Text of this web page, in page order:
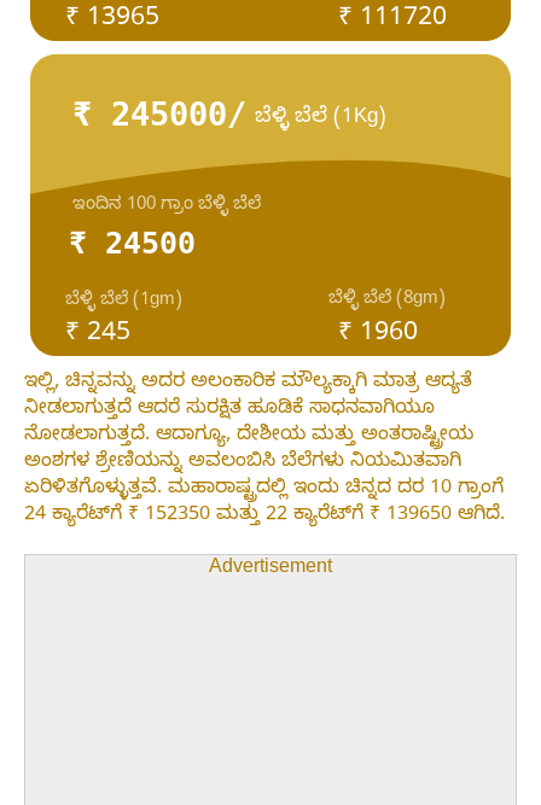
₹ 13965 ₹ 111720
₹ 245000/ ಬೆಳ್ಳಿ ಬೆಲೆ (1Kg)
₹ 24500
₹ 245
ಬೆಳ್ಳಿ ಬೆಲೆ (1gm) ಬೆಳ್ಳಿ ಬೆಲೆ (8gm)
ಇಂದಿನ 100 ಗ್ರಾಂ ಬೆಳ್ಳಿ ಬೆಲೆ
₹ 1960
ಇಲ್ಲಿ, ಚಿನ್ನವನ್ನು ಅದರ ಅಲಂಕಾರಿಕ ಮೌಲ್ಯಕ್ಕಾಗಿ ಮಾತ್ರ ಆದ್ಯತೆ
ನೀಡಲಾಗುತ್ತದೆ ಆದರೆ ಸುರಕ್ಷಿತ ಹೂಡಿಕೆ ಸಾಧನವಾಗಿಯೂ
ನೋಡಲಾಗುತ್ತದೆ. ಆದಾಗ್ಯೂ, ದೇಶೀಯ ಮತ್ತು ಅಂತರಾಷ್ಟ್ರೀಯ
ಅಂಶಗಳ ಶ್ರೇಣಿಯನ್ನು ಅವಲಂಬಿಸಿ ಬೆಲೆಗಳು ನಿಯಮಿತವಾಗಿ
ಏರಿಳಿತಗೊಳ್ಳುತ್ತವೆ. ಮಹಾರಾಷ್ಟ್ರದಲ್ಲಿ ಇಂದು ಚಿನ್ನದ ದರ 10 ಗ್ರಾಂಗೆ
24 ಕ್ಯಾರೆಟ್‌ಗೆ ₹ 152350 ಮತ್ತು 22 ಕ್ಯಾರೆಟ್‌ಗೆ ₹ 139650 ಆಗಿದೆ.
Advertisement